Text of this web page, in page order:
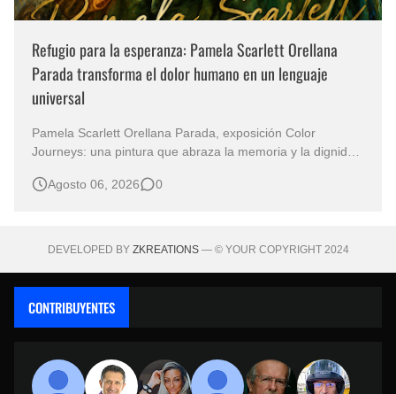
Refugio para la esperanza: Pamela Scarlett Orellana
Parada transforma el dolor humano en un lenguaje
universal
Pamela Scarlett Orellana Parada, exposición Color
Journeys: una pintura que abraza la memoria y la dignidad
obras no necesitan levantar la voz para permanecer en la
Agosto 06, 2026 0
DEVELOPED BY ZKREATIONS— © YOUR COPYRIGHT 2024
CONTRIBUYENTES